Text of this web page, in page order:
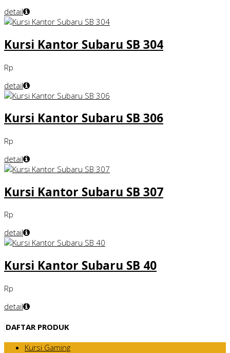
detail
Kursi Kantor Subaru SB 304
Rp
detail
Kursi Kantor Subaru SB 306
Rp
detail
Kursi Kantor Subaru SB 307
Rp
detail
Kursi Kantor Subaru SB 40
Rp
detail
DAFTAR PRODUK
Kursi Gaming